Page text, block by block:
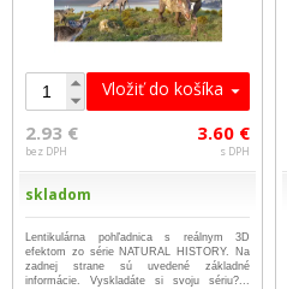
Vložiť do košíka
2.93 €
bez DPH
3.60 €
s DPH
skladom
Lentikulárna pohľadnica s reálnym 3D
efektom zo série NATURAL HISTORY. Na
zadnej strane sú uvedené základné
informácie. Vyskladáte si svoju sériu?...